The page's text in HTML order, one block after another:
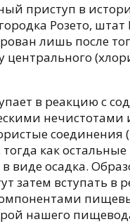
приступ в
Розето,
лишь после
центрального
в реакцию с
нечистотами
соединения
как
в виде осадка.
затем вступать в
нашего